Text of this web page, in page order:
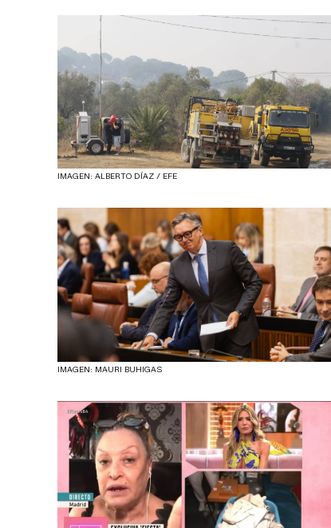
IMAGEN: ALBERTO DÍAZ / EFE
IMAGEN: MAURI BUHIGAS